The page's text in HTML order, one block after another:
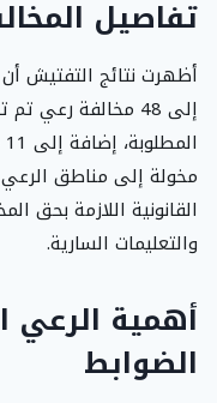
تفاصيل
أظهرت نتائج التفتيش
إلى 48 مخالفة
مخولة إلى مناطق
القانونية اللازمة بحق
والتعليمات السارية.
أهمية
الضوابط